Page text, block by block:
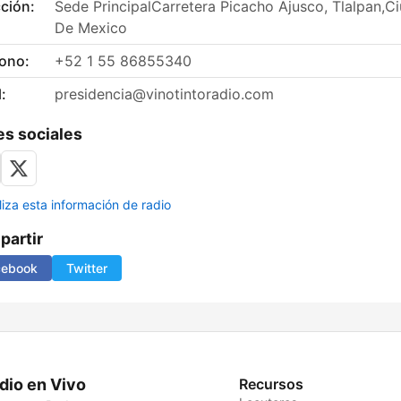
Sede PrincipalCarretera Picacho Ajusco,
De Mexico
+52 1 55 86855340
presidencia@vinotintoradio.com
sociales
esta información de radio
Twitter
en Vivo Recursos